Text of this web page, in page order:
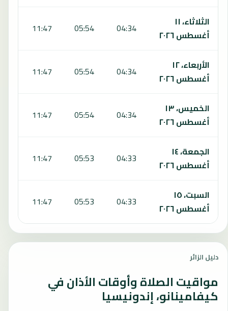
الثلاثاء، ١١
أغسطس ٢٠٢٦
04:34
05:54
11:47
الأربعاء، ١٢
أغسطس ٢٠٢٦
04:34
05:54
11:47
الخميس، ١٣
أغسطس ٢٠٢٦
04:34
05:54
11:47
الجمعة، ١٤
أغسطس ٢٠٢٦
04:33
05:53
11:47
السبت، ١٥
أغسطس ٢٠٢٦
04:33
05:53
11:47
دليل الزائر
مواقيت الصلاة وأوقات الأذان في
كيفامينانو، إندونيسيا